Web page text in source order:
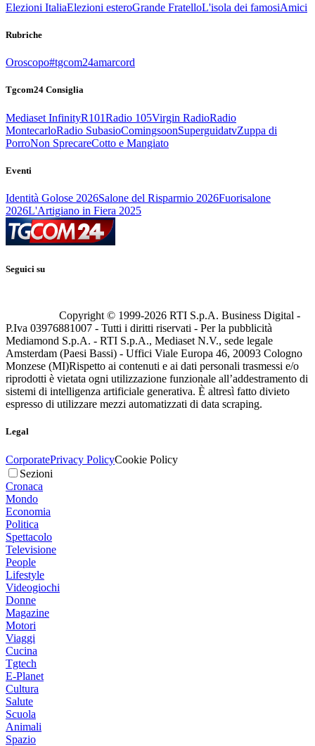
Elezioni ItaliaElezioni esteroGrande FratelloL'isola dei famosiAmici
Rubriche
Oroscopo#tgcom24amarcord
Tgcom24 Consiglia
Mediaset InfinityR101Radio 105Virgin RadioRadio
MontecarloRadio SubasioComingsoonSuperguidatvZuppa di
PorroNon SprecareCotto e Mangiato
Eventi
Identità Golose 2026Salone del Risparmio 2026Fuorisalone
2026L'Artigiano in Fiera 2025
Seguici su
Copyright © 1999-2026 RTI S.p.A. Business Digital -
P.Iva 03976881007 - Tutti i diritti riservati - Per la pubblicità
Mediamond S.p.A. - RTI S.p.A., Mediaset N.V., sede legale
Amsterdam (Paesi Bassi) - Uffici Viale Europa 46, 20093 Cologno
Monzese (MI)Rispetto ai contenuti e ai dati personali trasmessi e/o
riprodotti è vietata ogni utilizzazione funzionale all’addestramento di
sistemi di intelligenza artificiale generativa. È altresì fatto divieto
espresso di utilizzare mezzi automatizzati di data scraping.
Legal
CorporatePrivacy PolicyCookie Policy
Sezioni
Cronaca
Mondo
Economia
Politica
Spettacolo
Televisione
People
Lifestyle
Videogiochi
Donne
Magazine
Motori
Viaggi
Cucina
Tgtech
E-Planet
Cultura
Salute
Scuola
Animali
Spazio